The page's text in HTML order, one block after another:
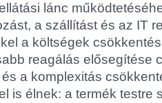
lánc
a szállítást és az IT
a költségek
reagálás elősegítése
a komplexitás
is élnek: a termék testre